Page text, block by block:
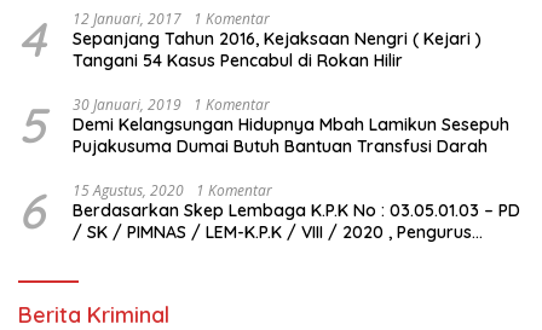
4 12 Januari, 2017 1 Komentar
Sepanjang Tahun 2016, Kejaksaan Nengri ( Kejari )
Tangani 54 Kasus Pencabul di Rokan Hilir
5 30 Januari, 2019 1 Komentar
Demi Kelangsungan Hidupnya Mbah Lamikun Sesepuh
Pujakusuma Dumai Butuh Bantuan Transfusi Darah
6 15 Agustus, 2020 1 Komentar
Berdasarkan Skep Lembaga K.P.K No : 03.05.01.03 – PD
/ SK / PIMNAS / LEM-K.P.K / VIII / 2020 , Pengurus
Berita Kriminal